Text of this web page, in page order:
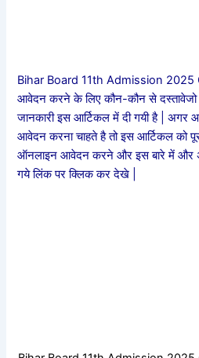
Bihar Board 11th Admission 2025
आवेदन करने के लिए कौन-कौन से दस्तावेजो
जानकारी इस आर्टिकल में दी गयी है | अगर
आवेदन करना चाहते है तो इस आर्टिकल को
ऑनलाइन आवेदन करने और इस बारे में और
गये लिंक पर क्लिक कर देखे |